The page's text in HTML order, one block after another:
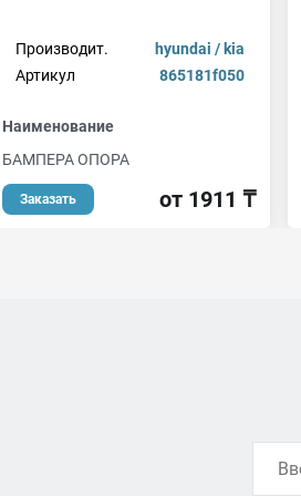
Производит.
hyundai / kia
Артикул
865181f050
Наименование
БАМПЕРА ОПОРА
Заказать от 1911 ₸